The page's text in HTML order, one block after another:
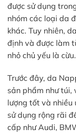
được sử dụng
nhóm các loại da
khác. Tuy nhiên,
định và được làm
nhỏ chủ yếu là cừu.
Trước đây, da
sản phẩm như
lượng tốt và nhiều
sử dụng rộng rãi
cấp như Audi,